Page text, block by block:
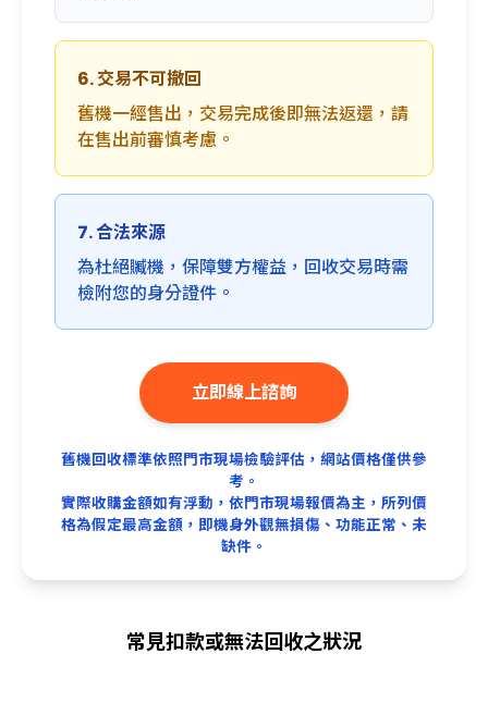
6. 交易不可撤回
舊機一經售出，交易完成後即無法返還，請
在售出前審慎考慮。
7. 合法來源
為杜絕贓機，保障雙方權益，回收交易時需
檢附您的身分證件。
立即線上諮詢
舊機回收標準依照門市現場檢驗評估，網站價格僅供參
考。
實際收購金額如有浮動，依門市現場報價為主，所列價
格為假定最高金額，即機身外觀無損傷、功能正常、未
缺件。
常見扣款或無法回收之狀況